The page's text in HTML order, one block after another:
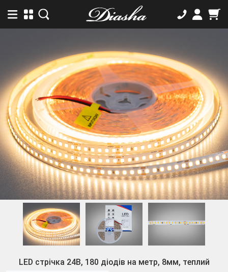
LED стрічка 24В, 180 діодів на метр, 8мм, теплий